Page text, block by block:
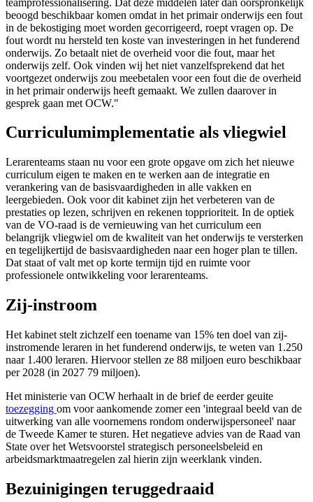
beoogd beschikbaar komen omdat in het primair onderwijs een fout
in de bekostiging moet worden gecorrigeerd, roept vragen op. De
fout wordt nu hersteld ten koste van investeringen in het funderend
onderwijs. Zo betaalt niet de overheid voor die fout, maar het
onderwijs zelf. Ook vinden wij het niet vanzelfsprekend dat het
voortgezet onderwijs zou meebetalen voor een fout die de overheid
in het primair onderwijs heeft gemaakt. We zullen daarover in
gesprek gaan met OCW."
Curriculumimplementatie als vliegwiel
Lerarenteams staan nu voor een grote opgave om zich het nieuwe
curriculum eigen te maken en te werken aan de integratie en
verankering van de basisvaardigheden in alle vakken en
leergebieden. Ook voor dit kabinet zijn het verbeteren van de
prestaties op lezen, schrijven en rekenen topprioriteit. In de optiek
van de VO-raad is de vernieuwing van het curriculum een
belangrijk vliegwiel om de kwaliteit van het onderwijs te versterken
en tegelijkertijd de basisvaardigheden naar een hoger plan te tillen.
Dat staat of valt met op korte termijn tijd en ruimte voor
professionele ontwikkeling voor lerarenteams.
Zij-instroom
Het kabinet stelt zichzelf een toename van 15% ten doel van zij-
instromende leraren in het funderend onderwijs, te weten van 1.250
naar 1.400 leraren. Hiervoor stellen ze 88 miljoen euro beschikbaar
per 2028 (in 2027 79 miljoen).
Het ministerie van OCW herhaalt in de brief de eerder geuite
toezegging om voor aankomende zomer een 'integraal beeld van de
uitwerking van alle voornemens rondom onderwijspersoneel' naar
de Tweede Kamer te sturen. Het negatieve advies van de Raad van
State over het Wetsvoorstel strategisch personeelsbeleid en
arbeidsmarktmaatregelen zal hierin zijn weerklank vinden.
Bezuinigingen teruggedraaid